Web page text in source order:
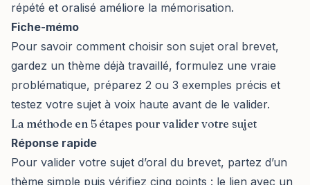
répété et oralisé améliore la mémorisation.
Fiche-mémo
Pour savoir comment choisir son sujet oral brevet,
gardez un thème déjà travaillé, formulez une vraie
problématique, préparez 2 ou 3 exemples précis et
testez votre sujet à voix haute avant de le valider.
La méthode en 5 étapes pour valider votre sujet
Réponse rapide
Pour valider votre sujet d’oral du brevet, partez d’un
thème simple puis vérifiez cinq points : le lien avec un